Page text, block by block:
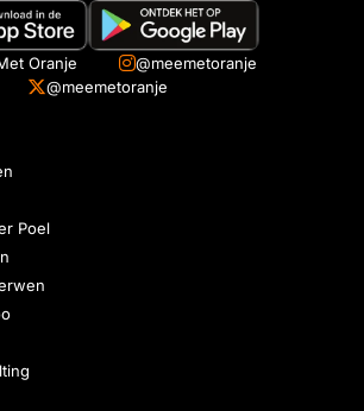
Oranje
@meemetoranje
@meemetoranje
Poel